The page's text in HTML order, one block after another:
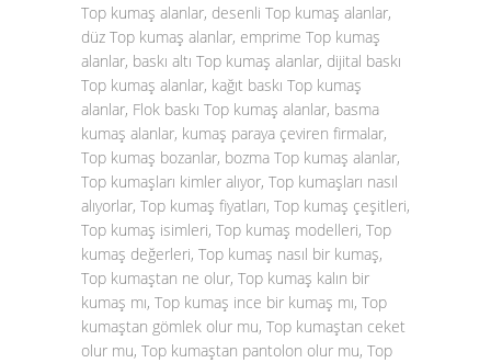
Top kumaş alanlar, desenli Top kumaş alanlar,
düz Top kumaş alanlar, emprime Top kumaş
alanlar, baskı altı Top kumaş alanlar, dijital baskı
Top kumaş alanlar, kağıt baskı Top kumaş
alanlar, Flok baskı Top kumaş alanlar, basma
kumaş alanlar, kumaş paraya çeviren firmalar,
Top kumaş bozanlar, bozma Top kumaş alanlar,
Top kumaşları kimler alıyor, Top kumaşları nasıl
alıyorlar, Top kumaş fiyatları, Top kumaş çeşitleri,
Top kumaş isimleri, Top kumaş modelleri, Top
kumaş değerleri, Top kumaş nasıl bir kumaş,
Top kumaştan ne olur, Top kumaş kalın bir
kumaş mı, Top kumaş ince bir kumaş mı, Top
kumaştan gömlek olur mu, Top kumaştan ceket
olur mu, Top kumaştan pantolon olur mu, Top